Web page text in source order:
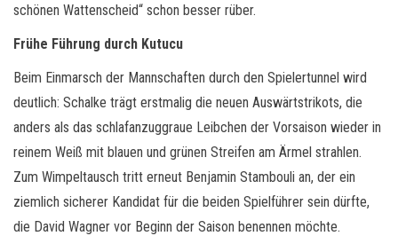
schönen Wattenscheid“ schon besser rüber.
Frühe Führung durch Kutucu
Beim Einmarsch der Mannschaften durch den Spielertunnel wird
deutlich: Schalke trägt erstmalig die neuen Auswärtstrikots, die
anders als das schlafanzuggraue Leibchen der Vorsaison wieder in
reinem Weiß mit blauen und grünen Streifen am Ärmel strahlen.
Zum Wimpeltausch tritt erneut Benjamin Stambouli an, der ein
ziemlich sicherer Kandidat für die beiden Spielführer sein dürfte,
die David Wagner vor Beginn der Saison benennen möchte.